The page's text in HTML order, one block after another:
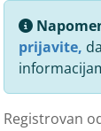
prijavite,
Registrovan